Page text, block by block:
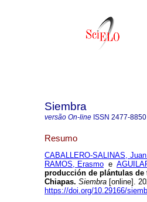
Siembra
versão On-line ISSN 2477-8850
Resumo
CABALLERO-SALINAS,
RAMOS, Erasmo e
producción de plántulas de
Chiapas. Siembra [online].
https://doi.org/10.29166/